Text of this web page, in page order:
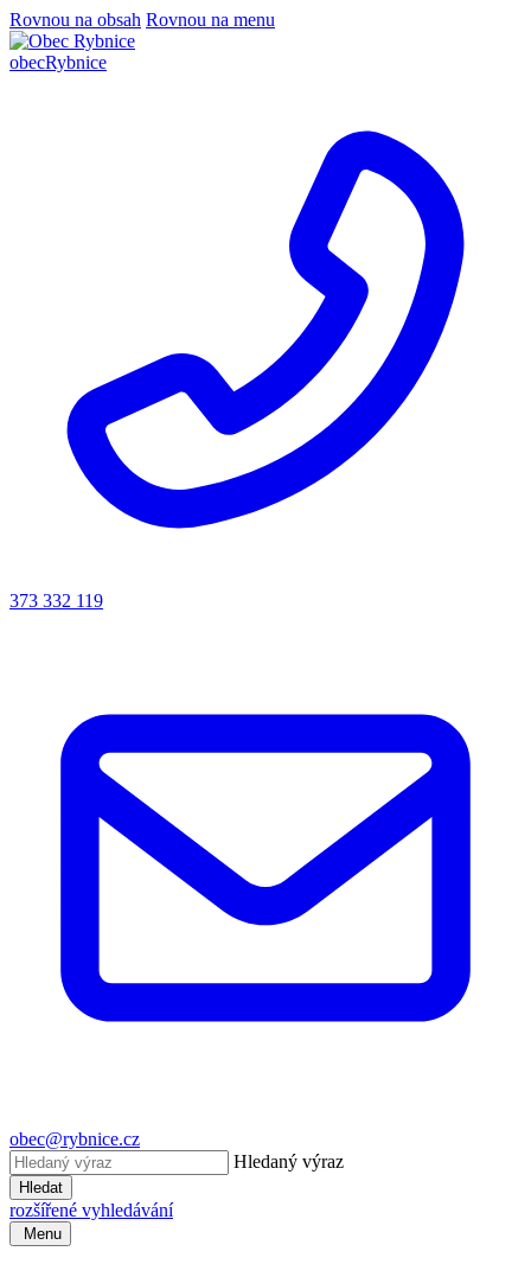
Rovnou na obsah Rovnou na menu
obecRybnice
373 332 119
obec@rybnice.cz
Hledaný výraz
Hledat
rozšířené vyhledávání
Menu